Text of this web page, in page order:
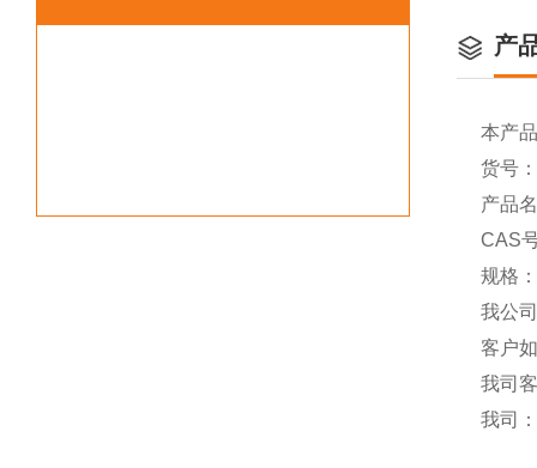
产
本产
货号
产品
CAS
规格
我公
客户
我司
我司